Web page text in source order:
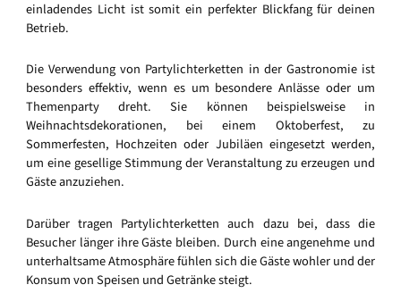
einladendes Licht ist somit ein perfekter Blickfang für deinen
Betrieb.
Die Verwendung von Partylichterketten in der Gastronomie ist
besonders effektiv, wenn es um besondere Anlässe oder um
Themenparty dreht. Sie können beispielsweise in
Weihnachtsdekorationen, bei einem Oktoberfest, zu
Sommerfesten, Hochzeiten oder Jubiläen eingesetzt werden,
um eine gesellige Stimmung der Veranstaltung zu erzeugen und
Gäste anzuziehen.
Darüber tragen Partylichterketten auch dazu bei, dass die
Besucher länger ihre Gäste bleiben. Durch eine angenehme und
unterhaltsame Atmosphäre fühlen sich die Gäste wohler und der
Konsum von Speisen und Getränke steigt.